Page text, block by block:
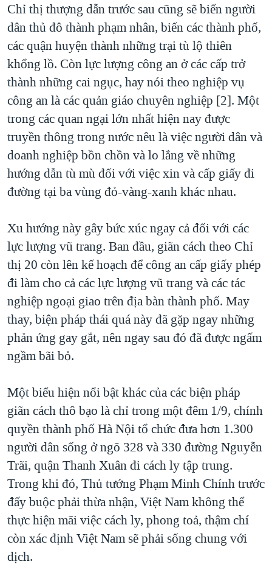
Chỉ thị thượng dẫn trước sau cũng sẽ biến người
dân thủ đô thành phạm nhân, biến các thành phố,
các quận huyện thành những trại tù lộ thiên
khổng lồ. Còn lực lượng công an ở các cấp trở
thành những cai ngục, hay nói theo nghiệp vụ
công an là các quản giáo chuyên nghiệp [2]. Một
trong các quan ngại lớn nhất hiện nay được
truyền thông trong nước nêu là việc người dân và
doanh nghiệp bồn chồn và lo lắng về những
hướng dẫn tù mù đối với việc xin và cấp giấy đi
đường tại ba vùng đỏ-vàng-xanh khác nhau.
Xu hướng này gây bức xúc ngay cả đối với các
lực lượng vũ trang. Ban đầu, giãn cách theo Chỉ
thị 20 còn lên kế hoạch để công an cấp giấy phép
đi làm cho cả các lực lượng vũ trang và các tác
nghiệp ngoại giao trên địa bàn thành phố. May
thay, biện pháp thái quá này đã gặp ngay những
phản ứng gay gắt, nên ngay sau đó đã được ngấm
ngầm bãi bỏ.
Một biểu hiện nổi bật khác của các biện pháp
giãn cách thô bạo là chỉ trong một đêm 1/9, chính
quyền thành phố Hà Nội tổ chức đưa hơn 1.300
người dân sống ở ngõ 328 và 330 đường Nguyễn
Trãi, quận Thanh Xuân đi cách ly tập trung.
Trong khi đó, Thủ tướng Phạm Minh Chính trước
đấy buộc phải thừa nhận, Việt Nam không thể
thực hiện mãi việc cách ly, phong toả, thậm chí
còn xác định Việt Nam sẽ phải sống chung với
dịch.